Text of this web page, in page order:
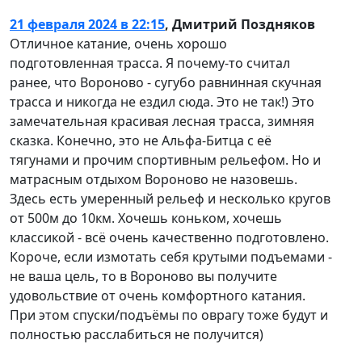
21 февраля 2024 в 22:15, Дмитрий Поздняков
Отличное катание, очень хорошо
подготовленная трасса. Я почему-то считал
ранее, что Вороново - сугубо равнинная скучная
трасса и никогда не ездил сюда. Это не так!) Это
замечательная красивая лесная трасса, зимняя
сказка. Конечно, это не Альфа-Битца с её
тягунами и прочим спортивным рельефом. Но и
матрасным отдыхом Вороново не назовешь.
Здесь есть умеренный рельеф и несколько кругов
от 500м до 10км. Хочешь коньком, хочешь
классикой - всё очень качественно подготовлено.
Короче, если измотать себя крутыми подъемами -
не ваша цель, то в Вороново вы получите
удовольствие от очень комфортного катания.
При этом спуски/подъёмы по оврагу тоже будут и
полностью расслабиться не получится)